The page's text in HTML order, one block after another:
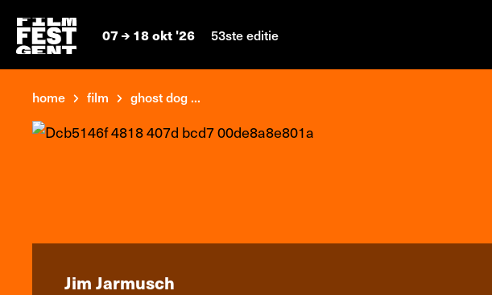
07 18 okt '26 53ste editie
home film ghost dog ...
Jim Jarmusch